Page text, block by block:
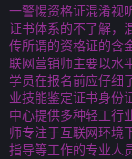
一警惕资格证混淆视
证书体系的不了解，
传所谓的资格证的含
联网营销师主要以水
学员在报名前应仔细
业技能鉴定证书身份
中心提供多种轻工行
师专注于互联网环境
指导等工作的专业人